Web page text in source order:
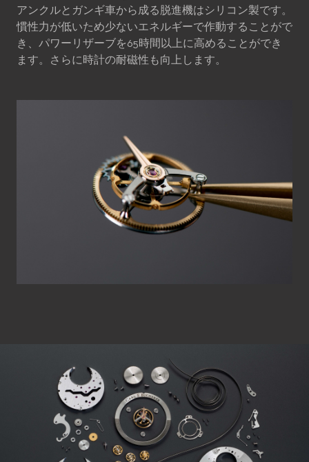
アンクルとガンギ車から成る脱進機はシリコン製です。
慣性力が低いため少ないエネルギーで作動することがで
き、パワーリザーブを65時間以上に高めることができ
ます。さらに時計の耐磁性も向上します。